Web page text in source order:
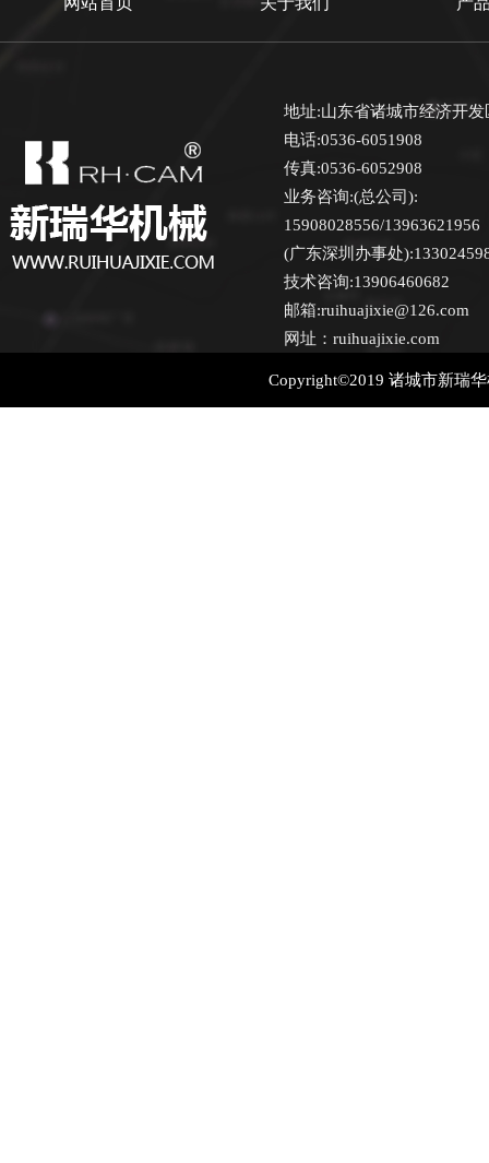
地址:山东省诸城市经济开
电话:0536-6051908
传真:0536-6052908
业务咨询:(总公司):
15908028556/13963621956
(广东深圳办事处
技术咨询:13906460682
邮箱:ruihuajixie@126.com
网址：ruihuajixie.com
Copyright©2019 诸城市新瑞